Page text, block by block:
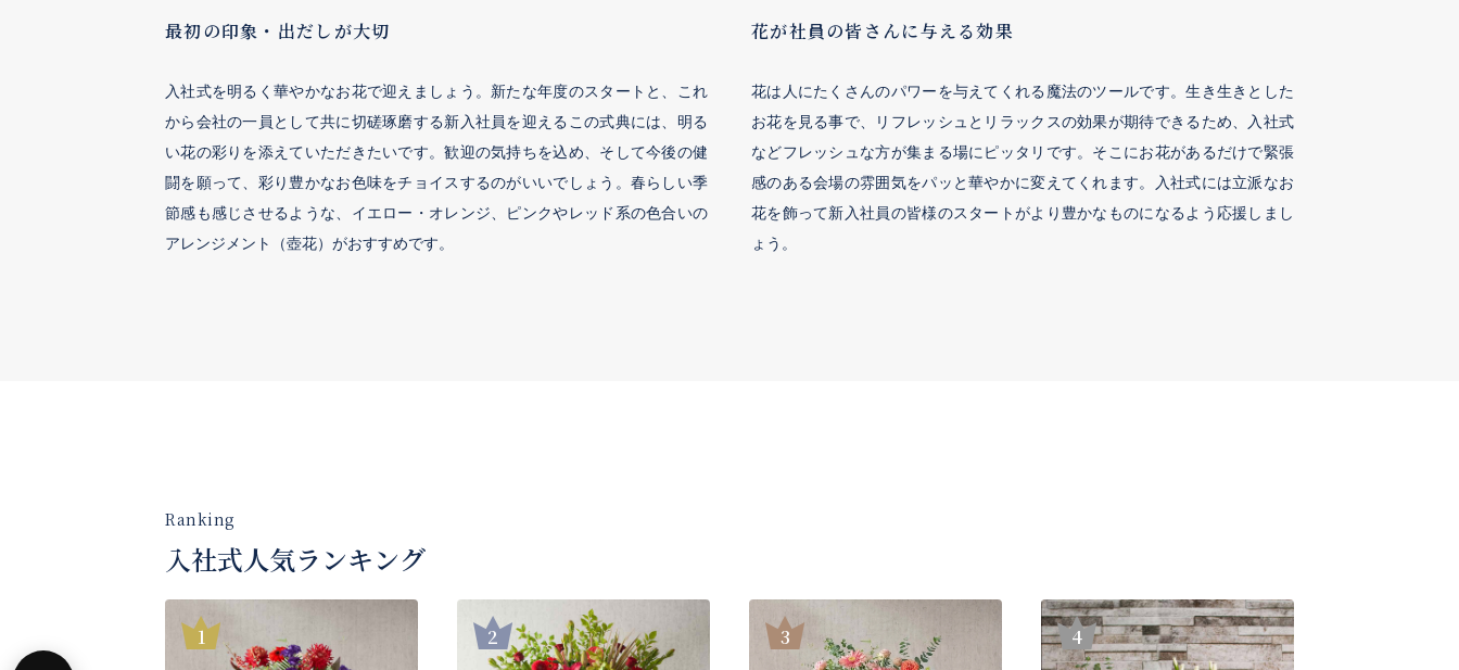
最初の印象・出だしが大切
入社式を明るく華やかなお花で迎えましょう。新たな年度のスタートと、これ
から会社の一員として共に切磋琢磨する新入社員を迎えるこの式典には、明る
い花の彩りを添えていただきたいです。歓迎の気持ちを込め、そして今後の健
闘を願って、彩り豊かなお色味をチョイスするのがいいでしょう。春らしい季
節感も感じさせるような、イエロー・オレンジ、ピンクやレッド系の色合いの
アレンジメント（壺花）がおすすめです。
花が社員の皆さんに与える効果
花は人にたくさんのパワーを与えてくれる魔法のツールです。生き生きとした
お花を見る事で、リフレッシュとリラックスの効果が期待できるため、入社式
などフレッシュな方が集まる場にピッタリです。そこにお花があるだけで緊張
感のある会場の雰囲気をパッと華やかに変えてくれます。入社式には立派なお
花を飾って新入社員の皆様のスタートがより豊かなものになるよう応援しまし
ょう。
入社式人気ランキング